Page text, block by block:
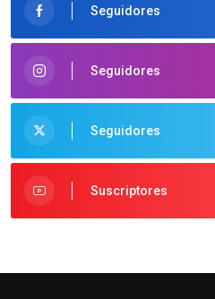
Seguidores
Seguidores
Seguidores
Suscriptores